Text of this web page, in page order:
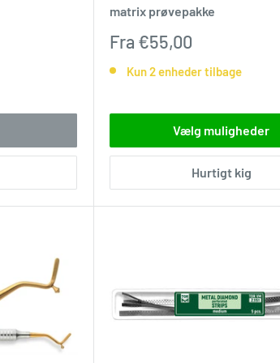
matrix prøvepakke
Udsalgspris
Fra €55,00
Kun 2 enheder tilbage
Vælg muligheder
Hurtigt kig